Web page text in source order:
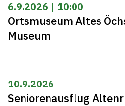
6.9.2026 | 10:00
Ortsmuseum Altes
Museum
10.9.2026
Seniorenausflug